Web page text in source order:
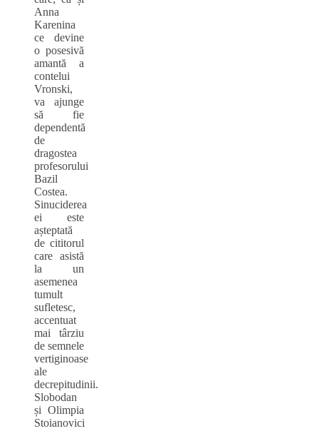
Anna
Karenina
ce devine
o posesivă
amantă a
contelui
Vronski,
va ajunge
să fie
dependentă
de
dragostea
profesorului
Bazil
Costea.
Sinuciderea
ei este
așteptată
de cititorul
care asistă
la un
asemenea
tumult
sufletesc,
accentuat
mai târziu
de semnele
vertiginoase
ale
decrepitudinii.
Slobodan
și Olimpia
Stoianovici